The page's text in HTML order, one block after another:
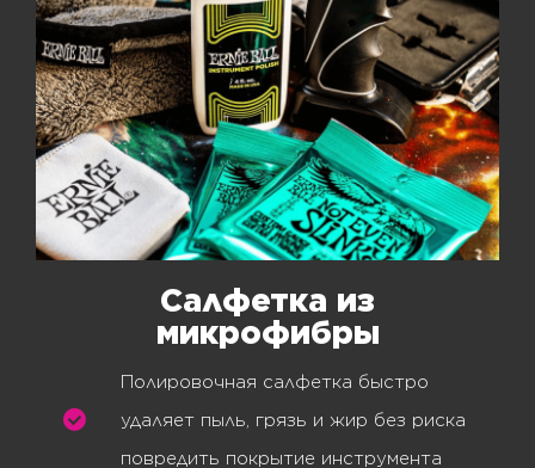
Салфетка из
микрофибры
Полировочная салфетка быстро
удаляет пыль, грязь и жир без риска
повредить покрытие инструмента